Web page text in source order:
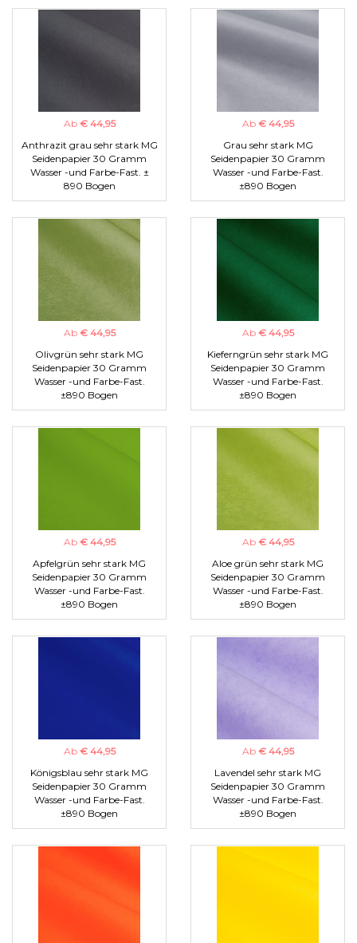
Ab € 44,95
Anthrazit grau sehr stark MG
Seidenpapier 30 Gramm
Wasser -und Farbe-Fast. ±
890 Bogen
Ab € 44,95
Grau sehr stark MG
Seidenpapier 30 Gramm
Wasser -und Farbe-Fast.
±890 Bogen
Ab € 44,95
Olivgrün sehr stark MG
Seidenpapier 30 Gramm
Wasser -und Farbe-Fast.
±890 Bogen
Ab € 44,95
Kieferngrün sehr stark MG
Seidenpapier 30 Gramm
Wasser -und Farbe-Fast.
±890 Bogen
Ab € 44,95
Apfelgrün sehr stark MG
Seidenpapier 30 Gramm
Wasser -und Farbe-Fast.
±890 Bogen
Ab € 44,95
Aloe grün sehr stark MG
Seidenpapier 30 Gramm
Wasser -und Farbe-Fast.
±890 Bogen
Ab € 44,95
Königsblau sehr stark MG
Seidenpapier 30 Gramm
Wasser -und Farbe-Fast.
±890 Bogen
Ab € 44,95
Lavendel sehr stark MG
Seidenpapier 30 Gramm
Wasser -und Farbe-Fast.
±890 Bogen